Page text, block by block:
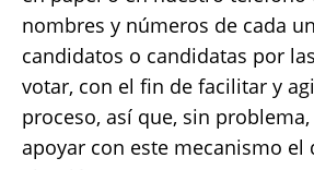
nombres y números de cada
candidatos o candidatas por
votar, con el fin de facilitar y
proceso, así que, sin
apoyar con este mecanismo el